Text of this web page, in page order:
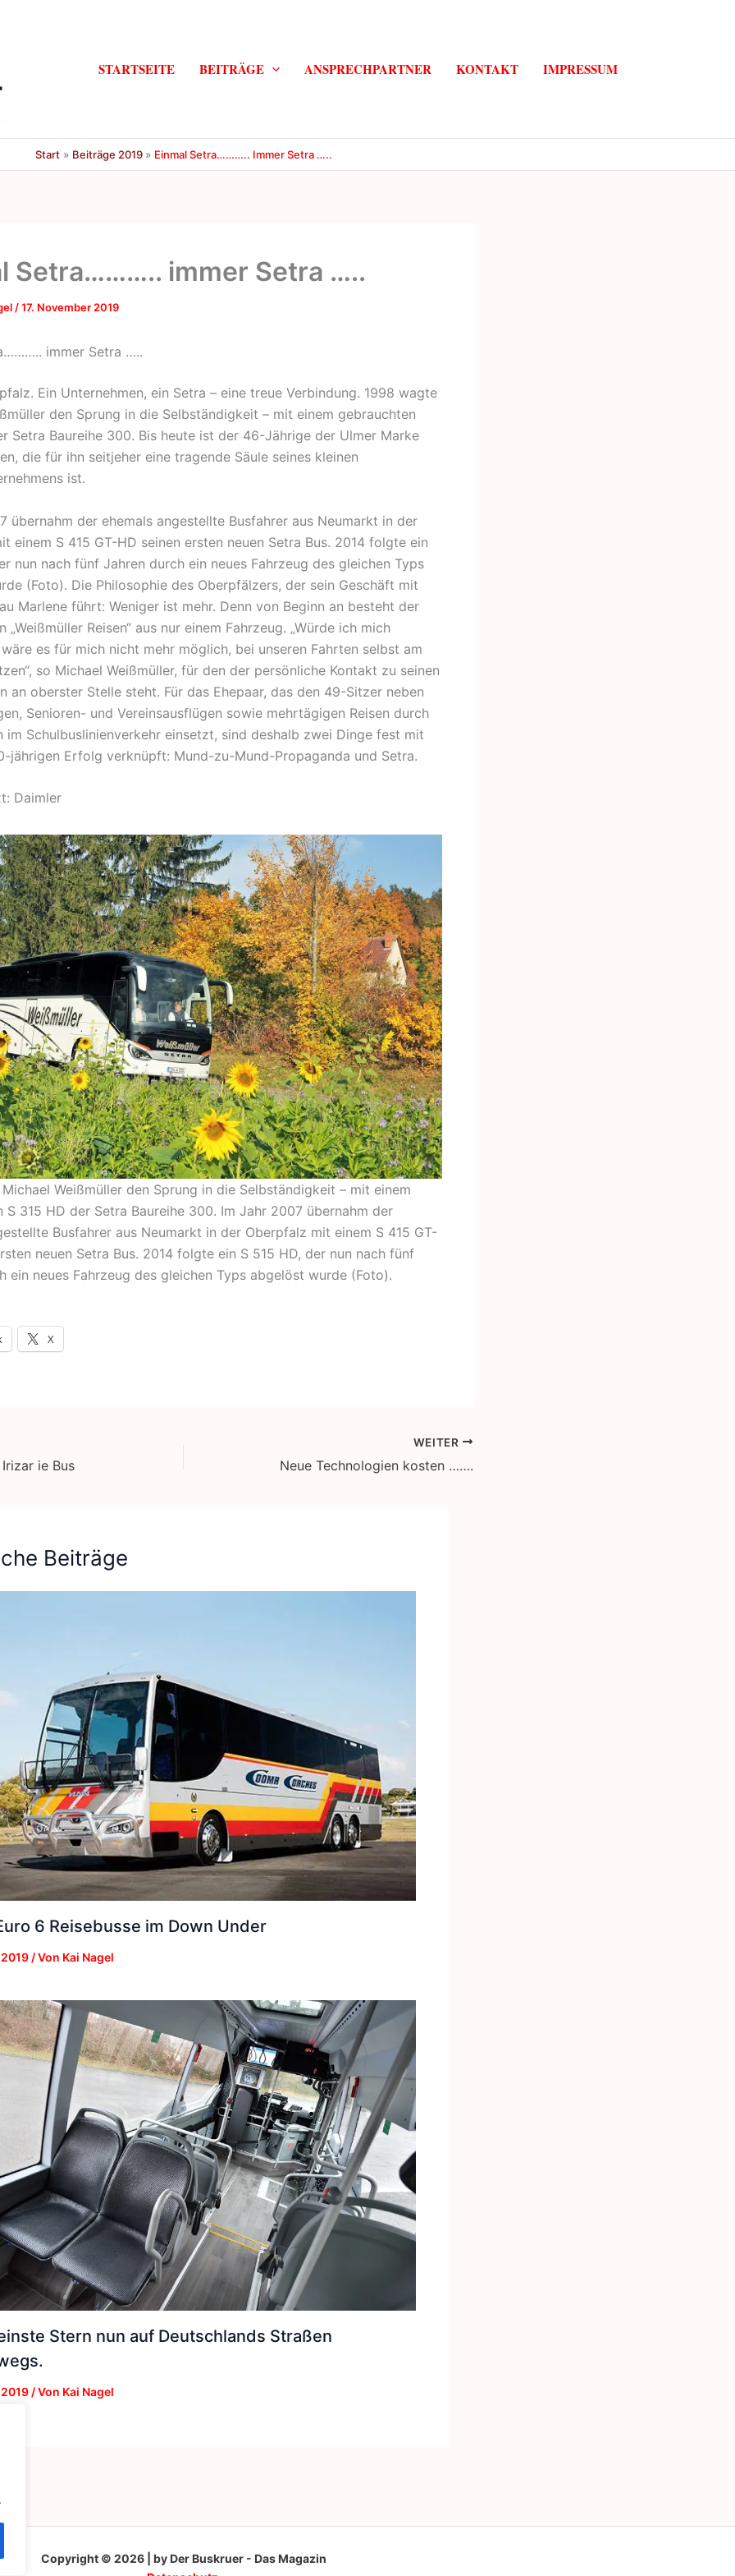
STARTSEITE BEITRÄGE ANSPRECHPARTNER KONTAKT IMPRESSUM
Start Beiträge 2019 Einmal Setra……….. Immer Setra …..
Setra……….. immer Setra …..
/17. November 2019
immer Setra …..
Ein Unternehmen, ein Setra – eine treue Verbindung. 1998 wagte
den Sprung in die Selbständigkeit – mit einem gebrauchten
Setra Baureihe 300. Bis heute ist der 46-Jährige der Ulmer Marke
die für ihn seitjeher eine tragende Säule seines kleinen
ist.
übernahm der ehemals angestellte Busfahrer aus Neumarkt in der
einem S 415 GT-HD seinen ersten neuen Setra Bus. 2014 folgte ein
nun nach fünf Jahren durch ein neues Fahrzeug des gleichen Typs
(Foto). Die Philosophie des Oberpfälzers, der sein Geschäft mit
Marlene führt: Weniger ist mehr. Denn von Beginn an besteht der
„Weißmüller Reisen“ aus nur einem Fahrzeug. „Würde ich mich
es für mich nicht mehr möglich, bei unseren Fahrten selbst am
so Michael Weißmüller, für den der persönliche Kontakt zu seinen
an oberster Stelle steht. Für das Ehepaar, das den 49-Sitzer neben
Senioren- und Vereinsausflügen sowie mehrtägigen Reisen durch
im Schulbuslinienverkehr einsetzt, sind deshalb zwei Dinge fest mit
jährigen Erfolg verknüpft: Mund-zu-Mund-Propaganda und Setra.
Daimler
Weißmüller den Sprung in die Selbständigkeit – mit einem
S 315 HD der Setra Baureihe 300. Im Jahr 2007 übernahm der
Busfahrer aus Neumarkt in der Oberpfalz mit einem S 415 GT-
neuen Setra Bus. 2014 folgte ein S 515 HD, der nun nach fünf
ein neues Fahrzeug des gleichen Typs abgelöst wurde (Foto).
X
ie Bus
WEITER
Neue Technologien kosten …….
Beiträge
6 Reisebusse im Down Under
/ Von Kai Nagel
Stern nun auf Deutschlands Straßen
/ Von Kai Nagel
Copyright © 2026 | by Der Buskruer - Das Magazin